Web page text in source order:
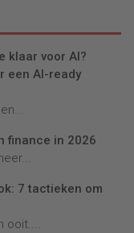
klaar voor AI?
een AI-ready
finance in 2026
7 tactieken om
ooit....